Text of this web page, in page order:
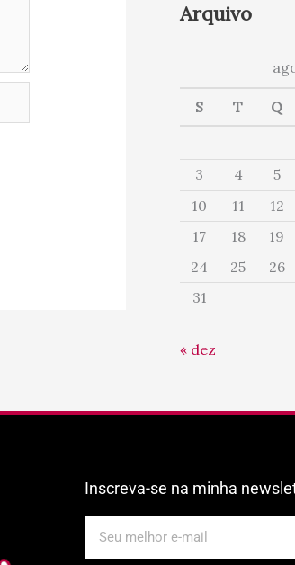
Arquivo
S T Q
3
4 5
10
11 12
17
18 19
24
25 26
31
« dez
Inscreva-se na minha